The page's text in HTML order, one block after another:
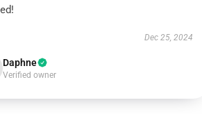
Dec 25, 2024
Daphne
Verified owner